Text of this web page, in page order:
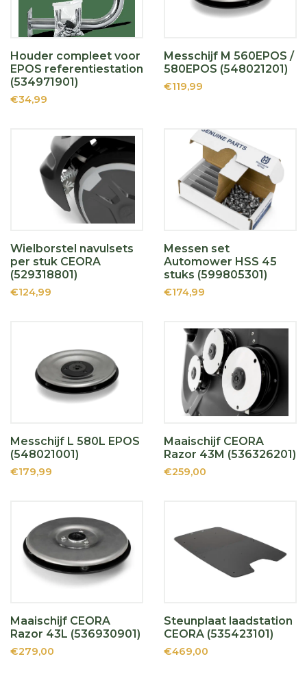
Houder compleet voor
EPOS referentiestation
(534971901)
€34,99
Messchijf M 560EPOS /
580EPOS (548021201)
€119,99
Wielborstel navulsets
per stuk CEORA
(529318801)
€124,99
Messen set
Automower HSS 45
stuks (599805301)
€174,99
Messchijf L 580L EPOS
(548021001)
€179,99
Maaischijf CEORA
Razor 43M (536326201)
€259,00
Maaischijf CEORA
Razor 43L (536930901)
€279,00
Steunplaat laadstation
CEORA (535423101)
€469,00